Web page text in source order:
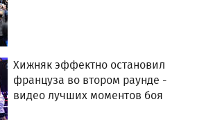
Хижняк эффектно остановил
француза во втором раунде -
видео лучших моментов боя